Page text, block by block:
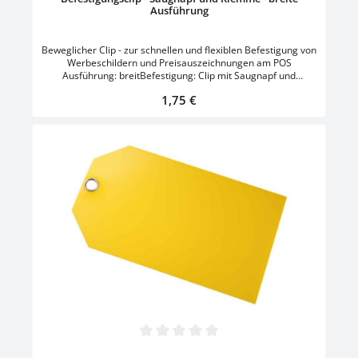
Ausführung
Beweglicher Clip - zur schnellen und flexiblen Befestigung von
Werbeschildern und Preisauszeichnungen am POS
Ausführung: breitBefestigung: Clip mit Saugnapf und
Transparent
Regulärer Preis:
1,75 €